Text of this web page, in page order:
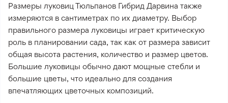
Размеры луковиц Тюльпанов Гибрид Дарвина также
измеряются в сантиметрах по их диаметру. Выбор
правильного размера луковицы играет критическую
роль в планировании сада, так как от размера зависит
общая высота растения, количество и размер цветов.
Большие луковицы обычно дают мощные стебли и
большие цветы, что идеально для создания
впечатляющих цветочных композиций.